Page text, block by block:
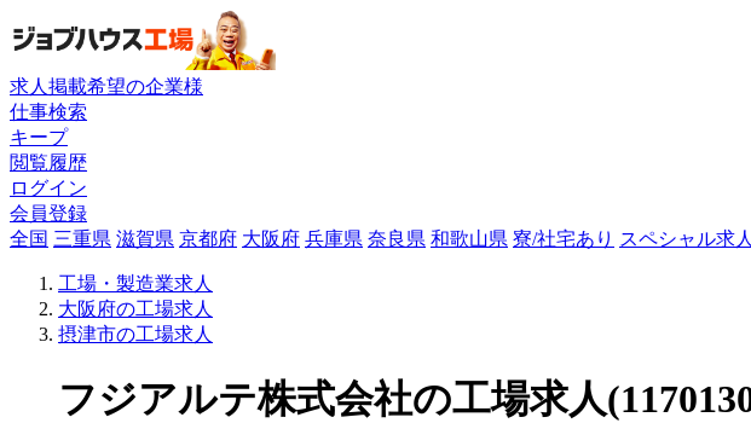
求人掲載希望の企業様
仕事検索
キープ
閲覧履歴
ログイン
会員登録
全国 三重県 滋賀県 京都府 大阪府 兵庫県 奈良県 和歌山県 寮/社宅あり スペシャル求人
工場・製造業求人
大阪府の工場求人
摂津市の工場求人
フジアルテ株式会社の工場求人